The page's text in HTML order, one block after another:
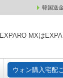
韓国送
EXPARO MXは
ウォン購入宅配
ウォン購